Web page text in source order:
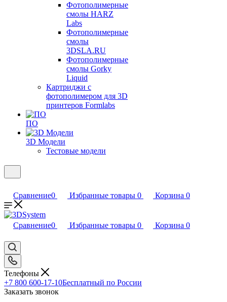
Фотополимерные
смолы HARZ
Labs
Фотополимерные
смолы
3DSLA.RU
Фотополимерные
смолы Gorky
Liquid
Картриджи с
фотополимером для 3D
принтеров Formlabs
ПО
3D Модели
Тестовые модели
Сравнение0 Избранные товары 0 Корзина 0
Сравнение0 Избранные товары 0 Корзина 0
Телефоны
+7 800 600-17-10Бесплатный по России
Заказать звонок